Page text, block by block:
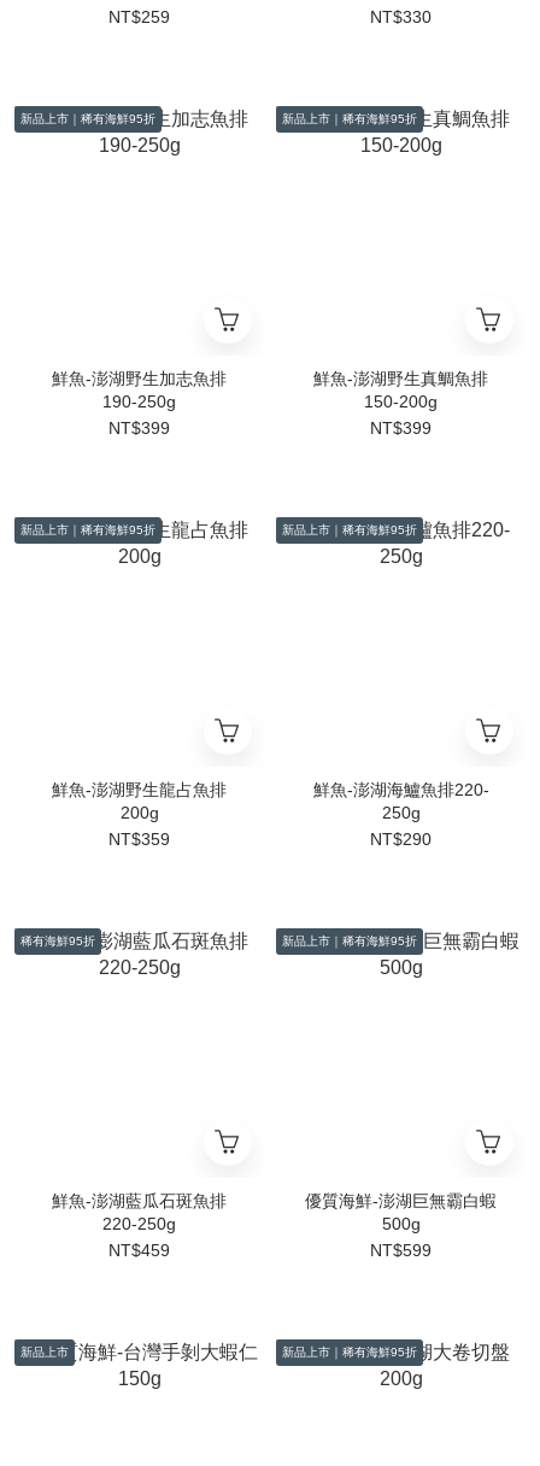
NT$259 NT$330
新品上市｜稀有海鮮95折
鮮魚-澎湖野生加志魚排
190-250g
NT$399
新品上市｜稀有海鮮95折
鮮魚-澎湖野生真鯛魚排
150-200g
NT$399
新品上市｜稀有海鮮95折
鮮魚-澎湖野生龍占魚排
200g
NT$359
新品上市｜稀有海鮮95折
鮮魚-澎湖海鱸魚排220-
250g
NT$290
稀有海鮮95折
鮮魚-澎湖藍瓜石斑魚排
220-250g
NT$459
新品上市｜稀有海鮮95折
優質海鮮-澎湖巨無霸白蝦
500g
NT$599
新品上市 新品上市｜稀有海鮮95折